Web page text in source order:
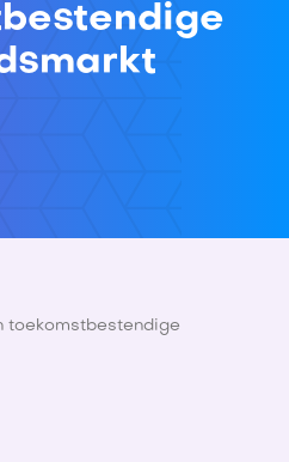
toekomstbestendige